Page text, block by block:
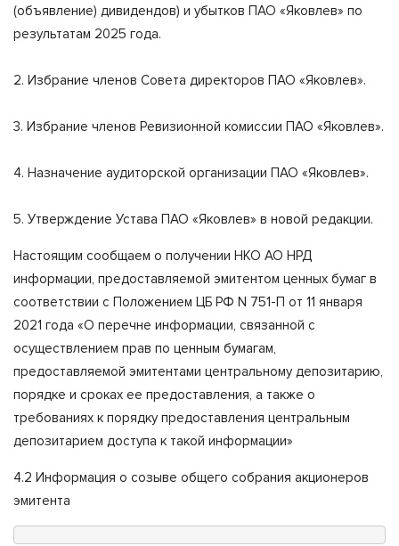
(объявление) дивидендов) и убытков ПАО «Яковлев» по
результатам 2025 года.
2. Избрание членов Совета директоров ПАО «Яковлев».
3. Избрание членов Ревизионной комиссии ПАО «Яковлев».
4. Назначение аудиторской организации ПАО «Яковлев».
5. Утверждение Устава ПАО «Яковлев» в новой редакции.
Настоящим сообщаем о получении НКО АО НРД
информации, предоставляемой эмитентом ценных бумаг в
соответствии с Положением ЦБ РФ N 751-П от 11 января
2021 года «О перечне информации, связанной с
осуществлением прав по ценным бумагам,
предоставляемой эмитентами центральному депозитарию,
порядке и сроках ее предоставления, а также о
требованиях к порядку предоставления центральным
депозитарием доступа к такой информации»
4.2 Информация о созыве общего собрания акционеров
эмитента